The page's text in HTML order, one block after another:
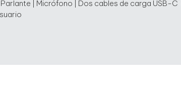
Parlante | Micrófono | Dos cables de carga USB-C